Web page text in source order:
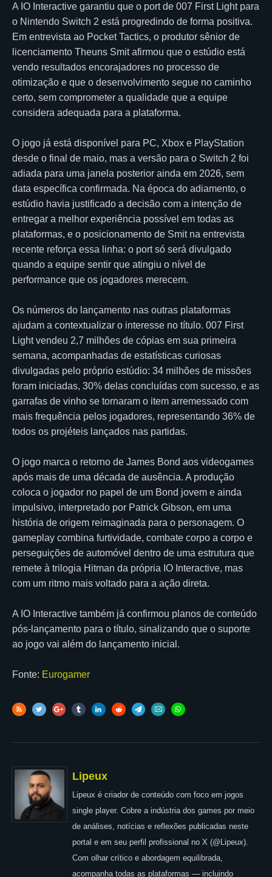
A IO Interactive garantiu que o port de 007 First Light para
o Nintendo Switch 2 está progredindo de forma positiva.
Em entrevista ao Pocket Tactics, o produtor sênior de
licenciamento Theuns Smit afirmou que o estúdio está
vendo resultados encorajadores no processo de
otimização e que o desenvolvimento segue no caminho
certo, sem comprometer a qualidade que a equipe
considera adequada para a plataforma.
O jogo já está disponível para PC, Xbox e PlayStation
desde o final de maio, mas a versão para o Switch 2 foi
adiada para uma janela posterior ainda em 2026, sem
data específica confirmada. Na época do adiamento, o
estúdio havia justificado a decisão com a intenção de
entregar a melhor experiência possível em todas as
plataformas, e o posicionamento de Smit na entrevista
recente reforça essa linha: o port só será divulgado
quando a equipe sentir que atingiu o nível de
performance que os jogadores merecem.
Os números do lançamento nas outras plataformas
ajudam a contextualizar o interesse no título. 007 First
Light vendeu 2,7 milhões de cópias em sua primeira
semana, acompanhadas de estatísticas curiosas
divulgadas pelo próprio estúdio: 34 milhões de missões
foram iniciadas, 30% delas concluídas com sucesso, e as
garrafas de vinho se tornaram o item arremessado com
mais frequência pelos jogadores, representando 36% de
todos os projéteis lançados nas partidas.
O jogo marca o retorno de James Bond aos videogames
após mais de uma década de ausência. A produção
coloca o jogador no papel de um Bond jovem e ainda
impulsivo, interpretado por Patrick Gibson, em uma
história de origem reimaginada para o personagem. O
gameplay combina furtividade, combate corpo a corpo e
perseguições de automóvel dentro de uma estrutura que
remete à trilogia Hitman da própria IO Interactive, mas
com um ritmo mais voltado para a ação direta.
A IO Interactive também já confirmou planos de conteúdo
pós-lançamento para o título, sinalizando que o suporte
ao jogo vai além do lançamento inicial.
Fonte: Eurogamer
Lipeux
Lipeux é criador de conteúdo com foco em jogos
single player. Cobre a indústria dos games por meio
de análises, notícias e reflexões publicadas neste
portal e em seu perfil profissional no X (@Lipeux).
Com olhar crítico e abordagem equilibrada,
acompanha todas as plataformas — incluindo